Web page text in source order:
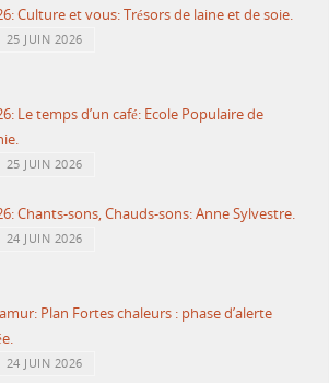
Culture et vous: Trésors de laine et de soie.
25 JUIN 2026
Le temps d’un café: Ecole Populaire de
25 JUIN 2026
Chants-sons, Chauds-sons: Anne Sylvestre.
24 JUIN 2026
Plan Fortes chaleurs : phase d’alerte
24 JUIN 2026